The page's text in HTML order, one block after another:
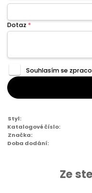
Dotaz *
Souhlasím se
Styl:
Katalogové číslo:
Značka:
Doba dodání:
Ze